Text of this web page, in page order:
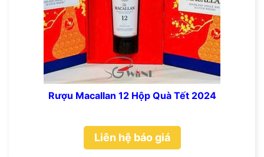
Rượu Macallan 12 Hộp Quà Tết 2024
Liên hệ báo giá